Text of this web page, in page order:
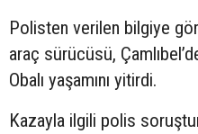
Polisten verilen bilgiye
araç sürücüsü,
Obalı yaşamını yitirdi.
Kazayla ilgili polis